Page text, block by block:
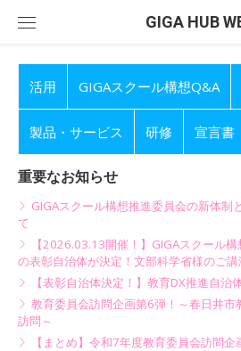
GIGA HUB
活用 GIGAスクール構想Q&A
製品・サービス 研修 宣言書
重要なお知らせ
GIGAスクール構想推進委員会の新体制
て
【2026.03.13開催！】GIGAスクール
の表彰自治体が決定！文部科学省様のご講
【表彰自治体決定！】教育DX推進自治
教育委員会訪問企画第6弾！～春日井
訪問～
【まとめ】令和7年度教育委員会訪問企